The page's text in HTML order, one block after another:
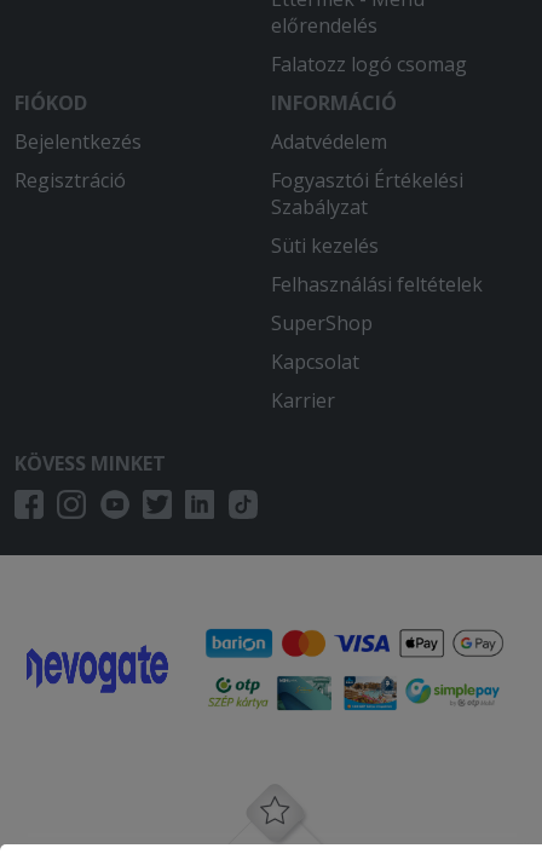
előrendelés
Falatozz logó csomag
FIÓKOD
Bejelentkezés
Regisztráció
INFORMÁCIÓ
Adatvédelem
Fogyasztói Értékelési
Szabályzat
Süti kezelés
Felhasználási feltételek
SuperShop
Kapcsolat
Karrier
KÖVESS MINKET